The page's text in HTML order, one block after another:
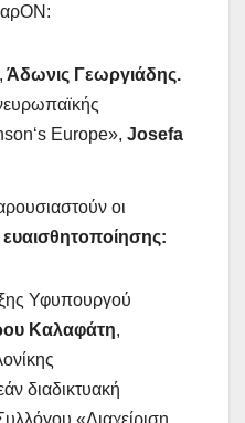
Άδωνις Γεωργιάδης.
Europe», Josefa
οι
Υφυπουργού
Καλαφάτη,
διαδικτυακή